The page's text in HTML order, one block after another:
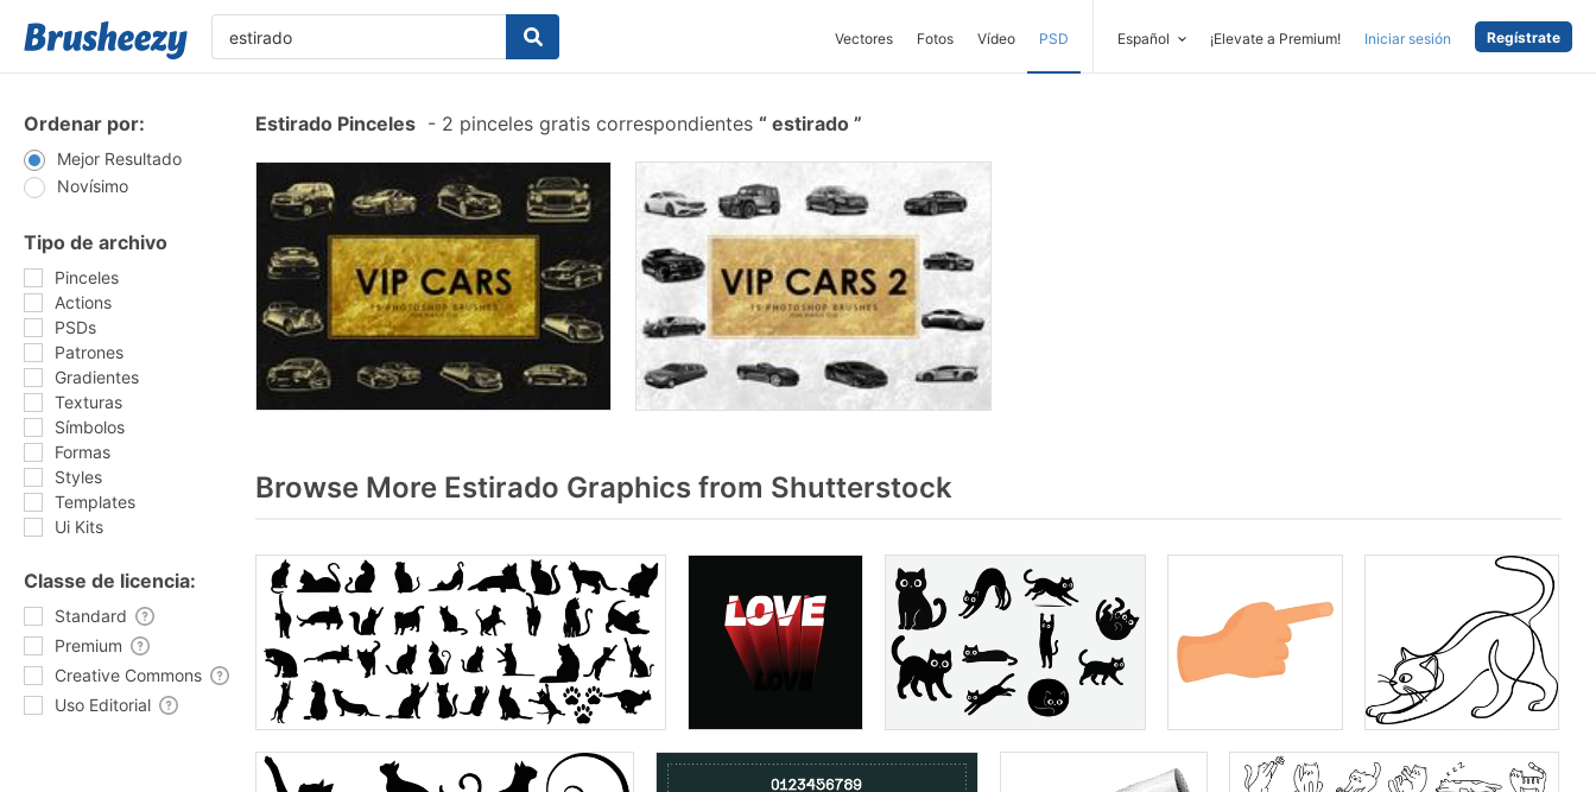
Vectores Fotos Vídeo PSD Español ¡Elevate a Premium! Iniciar sesión Regístrate
Ordenar por:
Mejor Resultado
Novísimo
Tipo de archivo
Pinceles
Actions
PSDs
Patrones
Gradientes
Texturas
Símbolos
Formas
Styles
Templates
Ui Kits
Classe de licencia:
Standard
Premium
Creative Commons
Uso Editorial
Estirado Pinceles - 2 pinceles gratis correspondientes estirado
Browse More Estirado Graphics from Shutterstock